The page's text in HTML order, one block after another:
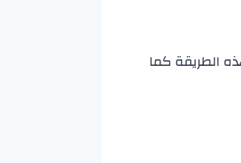
الطريقة كما